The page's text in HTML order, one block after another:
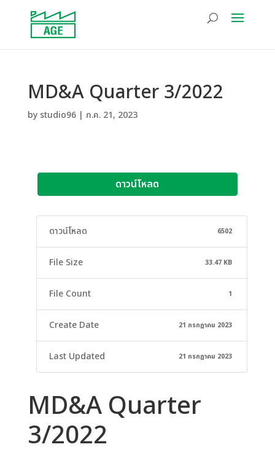
MD&A Quarter 3/2022
by studio96| ก.ค. 21, 2023
ดาวน์โหลด
ดาวน์โหลด 6502
File Size 33.47 KB
File Count 1
Create Date 21 กรกฎาคม 2023
Last Updated 21 กรกฎาคม 2023
MD&A Quarter
3/2022